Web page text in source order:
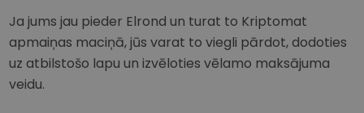
Ja jums jau pieder Elrond un turat to Kriptomat
apmaiņas maciņā, jūs varat to viegli pārdot, dodoties
uz atbilstošo lapu un izvēloties vēlamo maksājuma
veidu.